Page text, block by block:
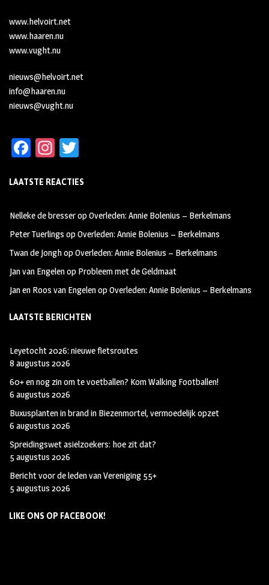
www.helvoirt.net
www.haaren.nu
www.vught.nu
nieuws@helvoirt.net
info@haaren.nu
nieuws@vught.nu
Fa
b
oo
k
In
ag
m
tt
LAATSTE REACTIES
Nelleke de bresseropOverleden: Annie Bolenius – Berkelmans
Peter Tuerlings opOverleden: Annie Bolenius – Berkelmans
Twan de JonghopOverleden: Annie Bolenius – Berkelmans
Jan van Engelenop Probleem met de Geldmaat
Jan en Roos van EngelenopOverleden: Annie Bolenius – Berkelmans
LAATSTE BERICHTEN
Leyetocht 2026: nieuwe fietsroutes
8 augustus 2026
60+ en nog zin om te voetballen? Kom Walking Footballen!
6 augustus 2026
Buxusplanten in brand in Biezenmortel, vermoedelijk opzet
6 augustus 2026
Spreidingswet asielzoekers: hoe zit dat?
5 augustus 2026
Bericht voor de leden van Vereniging 55+
5 augustus 2026
LIKE ONS OP FACEBOOK!